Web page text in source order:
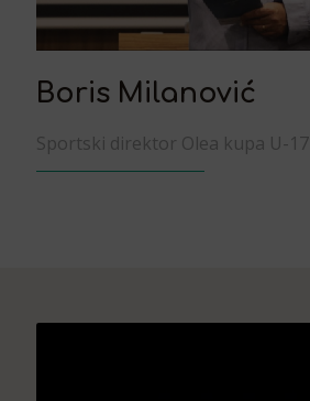
Boris Milanović
Sportski direktor Olea kupa U-17